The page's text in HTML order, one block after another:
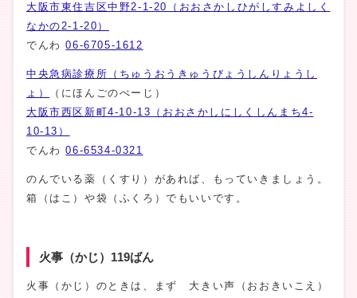
大阪市東住吉区中野2-1-20（おおさかしひがしすみよしく
なかの2-1-20）
でんわ06-6705-1612
中央急病診療所（ちゅうおうきゅうびょうしんりょうし
ょ）
（にほんごのぺーじ）
大阪市西区新町4-10-13（おおさかしにしくしんまち4-
10-13）
でんわ06-6534-0321
のんでいる薬（くすり）があれば、もっていきましょう。
箱（はこ）や袋（ふくろ）でもいいです。
火事（かじ）119ばん
火事（かじ）のときは、まず 大きい声（おおきいこえ）